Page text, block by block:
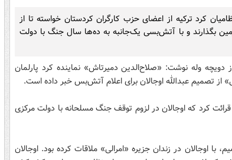
کرد ترکیه از اعضای حزب کارگران کردستان خواسته تا از
بگذارند و با آتش‌بسی یک‌جانبه به ده‌ها سال جنگ با دولت
دویچه وله نوشت: «صلاح‌الدین دمیرتاش» نماینده کرد پارلمان
از تصمیم عبدالله اوجالان برای اعلام آتش‌بس خبر داده است.
قرائت کرد که اوجالان در لزوم توقف جنگ مسلحانه با دولت مرکزی
با اوجالان در زندان جزیره «امرالی» ملاقات کرده بود. اوجالان